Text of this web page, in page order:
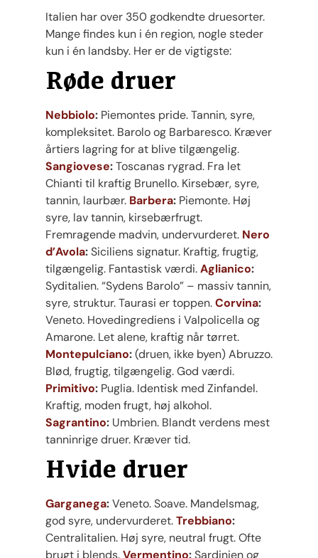
Italien har over 350 godkendte druesorter.
Mange findes kun i én region, nogle steder
kun i én landsby. Her er de vigtigste:
Røde druer
Nebbiolo: Piemontes pride. Tannin, syre,
kompleksitet. Barolo og Barbaresco. Kræver
årtiers lagring for at blive tilgængelig.
Sangiovese:Toscanas rygrad. Fra let
Chianti til kraftig Brunello. Kirsebær, syre,
tannin, laurbær. Barbera: Piemonte. Høj
syre, lav tannin, kirsebærfrugt.
Fremragende madvin, undervurderet. Nero
d’Avola:Siciliens signatur. Kraftig, frugtig,
tilgængelig. Fantastisk værdi.Aglianico:
Syditalien. “Sydens Barolo” – massiv tannin,
syre, struktur. Taurasi er toppen.Corvina:
Veneto. Hovedingrediens i Valpolicella og
Amarone. Let alene, kraftig når tørret.
Montepulciano:(druen, ikke byen) Abruzzo.
Blød, frugtig, tilgængelig. God værdi.
Primitivo: Puglia. Identisk med Zinfandel.
Kraftig, moden frugt, høj alkohol.
Sagrantino: Umbrien. Blandt verdens mest
tanninrige druer. Kræver tid.
Hvide druer
Garganega:Veneto. Soave. Mandelsmag,
god syre, undervurderet.Trebbiano:
Centralitalien. Høj syre, neutral frugt. Ofte